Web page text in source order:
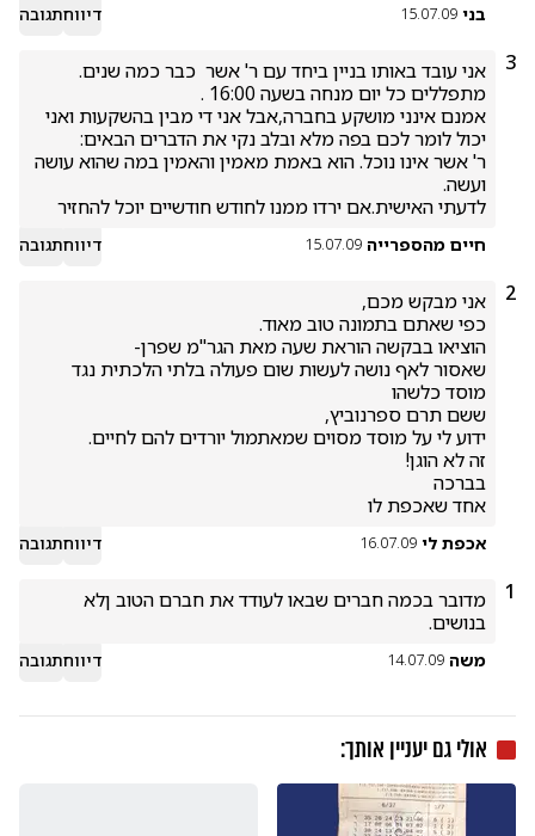
בני 15.07.09 דיווחתגובה
3
לדעתי האישית.אם ירדו ממנו לחודש חודשיים יוכל להחזיר
חיים מהספרייה 15.07.09 דיווחתגובה
2
אחד שאכפת לו
אכפת לי 16.07.09 דיווחתגובה
1
בנושים.
משה 14.07.09 דיווחתגובה
אולי גם יעניין אותך: